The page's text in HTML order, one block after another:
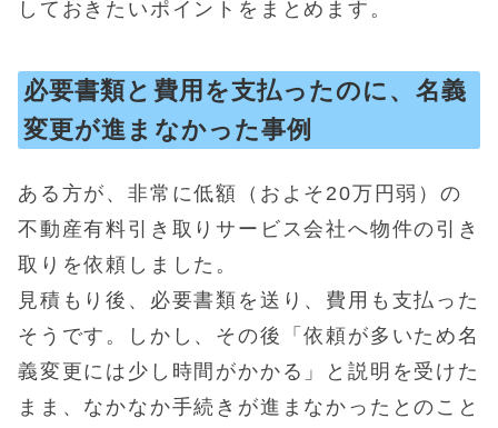
しておきたいポイントをまとめます。
必要書類と費用を支払ったのに、名義
変更が進まなかった事例
ある方が、非常に低額（およそ20万円弱）の
不動産有料引き取りサービス会社へ物件の引き
取りを依頼しました。
見積もり後、必要書類を送り、費用も支払った
そうです。しかし、その後「依頼が多いため名
義変更には少し時間がかかる」と説明を受けた
まま、なかなか手続きが進まなかったとのこと